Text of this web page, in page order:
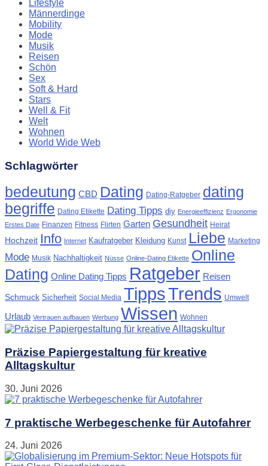
Lifestyle
Männerdinge
Mobility
Mode
Musik
Reisen
Schön
Sex
Soft & Hard
Stars
Well & Fit
Welt
Wohnen
World Wide Web
Schlagwörter
bedeutung CBD Dating Dating-Ratgeber dating
begriffe Dating Etikette Dating Tipps diy Energieeffizienz Ergonomie
Erstes Date Finanzen Fitness Flirten Garten Gesundheit Heirat
Hochzeit Info Internet Kaufratgeber Kleidung Kunst Liebe Marketing
Mode Musik Nachhaltigkeit Nüsse Online-Dating Etikette Online
Dating Online Dating Tipps Ratgeber Reisen
Schmuck Sicherheit Social Media TippsTrends Umwelt
Urlaub Vertrauen aufbauen Werbung Wissen Wohnen
Präzise Papiergestaltung für kreative
Alltagskultur
30. Juni 2026
7 praktische Werbegeschenke für Autofahrer
24. Juni 2026